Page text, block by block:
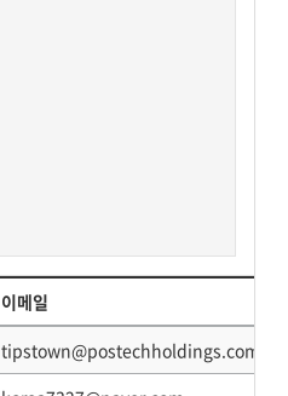
이메일
tipstown@postechholdings.com